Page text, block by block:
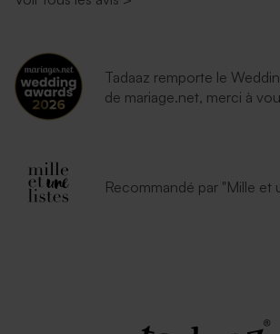
Tadaaz remporte le
de mariage.net, merci à
Recommandé par "Mille et